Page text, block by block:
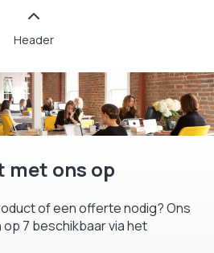
Header
met ons op
of een offerte nodig? Ons
7 beschikbaar via het